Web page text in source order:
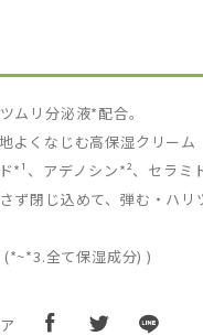
ムリ分泌液*配合。
よくなじむ高保湿クリーム
*¹、アデノシン*²、セラミ
ず閉じ込めて、弾む・ハリ
全て保湿成分) )